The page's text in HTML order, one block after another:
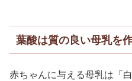
葉酸は質の良い母乳を
赤ちゃんに与える母乳は「